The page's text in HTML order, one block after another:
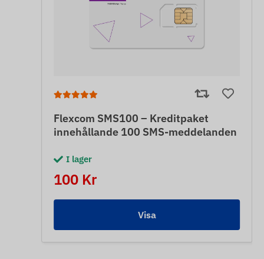
Flexcom SMS100 – Kreditpaket
innehållande 100 SMS-meddelanden
I lager
100 Kr
Visa